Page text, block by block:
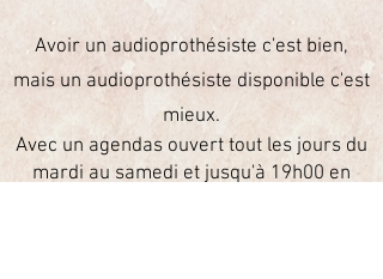
Avoir un audioprothésiste c'est bien,
mais un audioprothésiste disponible c'est
mieux.
Avec un agendas ouvert tout les jours du
mardi au samedi et jusqu'à 19h00 en